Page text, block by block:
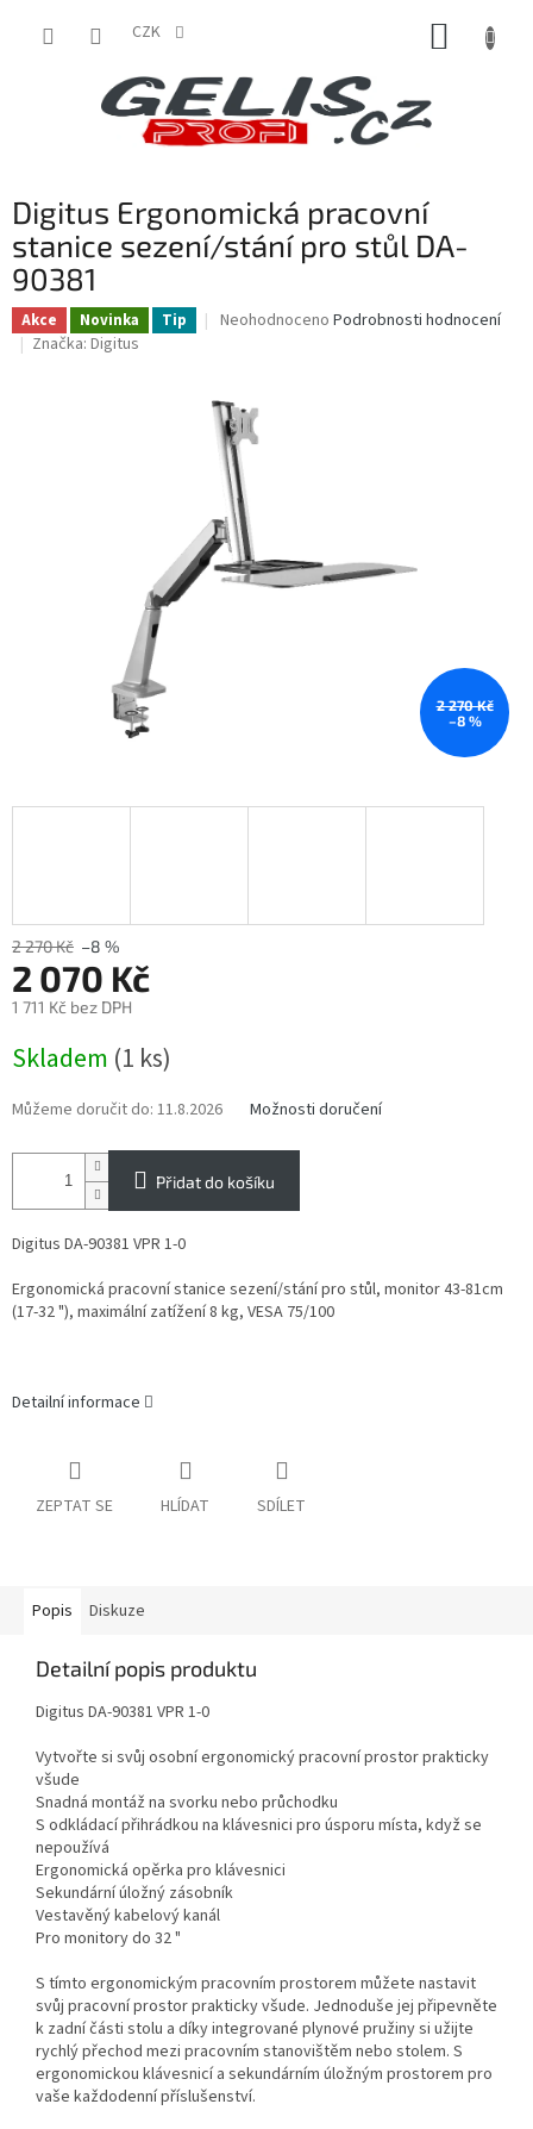
CZK
o
s
t
r
a
n
Digitus Ergonomická pracovní
stanice sezení/stání pro stůl DA-
90381
Akce Novinka Tip
Průměrné
0,0
z
5
hvězdiček.
Neohodnoceno Podrobnosti hodnocení
Značka: Digitus
2 270 Kč
–8 %
2 270 Kč –8 %
2 070 Kč
1 711 Kč bez DPH
cena:
Skladem (1 ks)
Můžeme doručit do: 11.8.2026 Možnosti doručení
Přidat do košíku
Digitus DA-90381 VPR 1-0
Ergonomická pracovní stanice sezení/stání pro stůl, monitor 43-81cm
(17-32 "), maximální zatížení 8 kg, VESA 75/100
Detailní informace
ZEPTAT SE HLÍDAT SDÍLET
Popis Diskuze
Detailní popis produktu
Digitus DA-90381 VPR 1-0
Vytvořte si svůj osobní ergonomický pracovní prostor prakticky
všude
Snadná montáž na svorku nebo průchodku
S odkládací přihrádkou na klávesnici pro úsporu místa, když se
nepoužívá
Ergonomická opěrka pro klávesnici
Sekundární úložný zásobník
Vestavěný kabelový kanál
Pro monitory do 32 "
S tímto ergonomickým pracovním prostorem můžete nastavit
svůj pracovní prostor prakticky všude. Jednoduše jej připevněte
k zadní části stolu a díky integrované plynové pružiny si užijte
rychlý přechod mezi pracovním stanovištěm nebo stolem. S
ergonomickou klávesnicí a sekundárním úložným prostorem pro
vaše každodenní příslušenství.